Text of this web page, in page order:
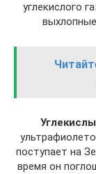
углекислого
поступает на
время он